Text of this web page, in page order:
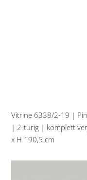
Vitrine 6338/2-19 |
| 2-türig | komplett
x H 190,5 cm